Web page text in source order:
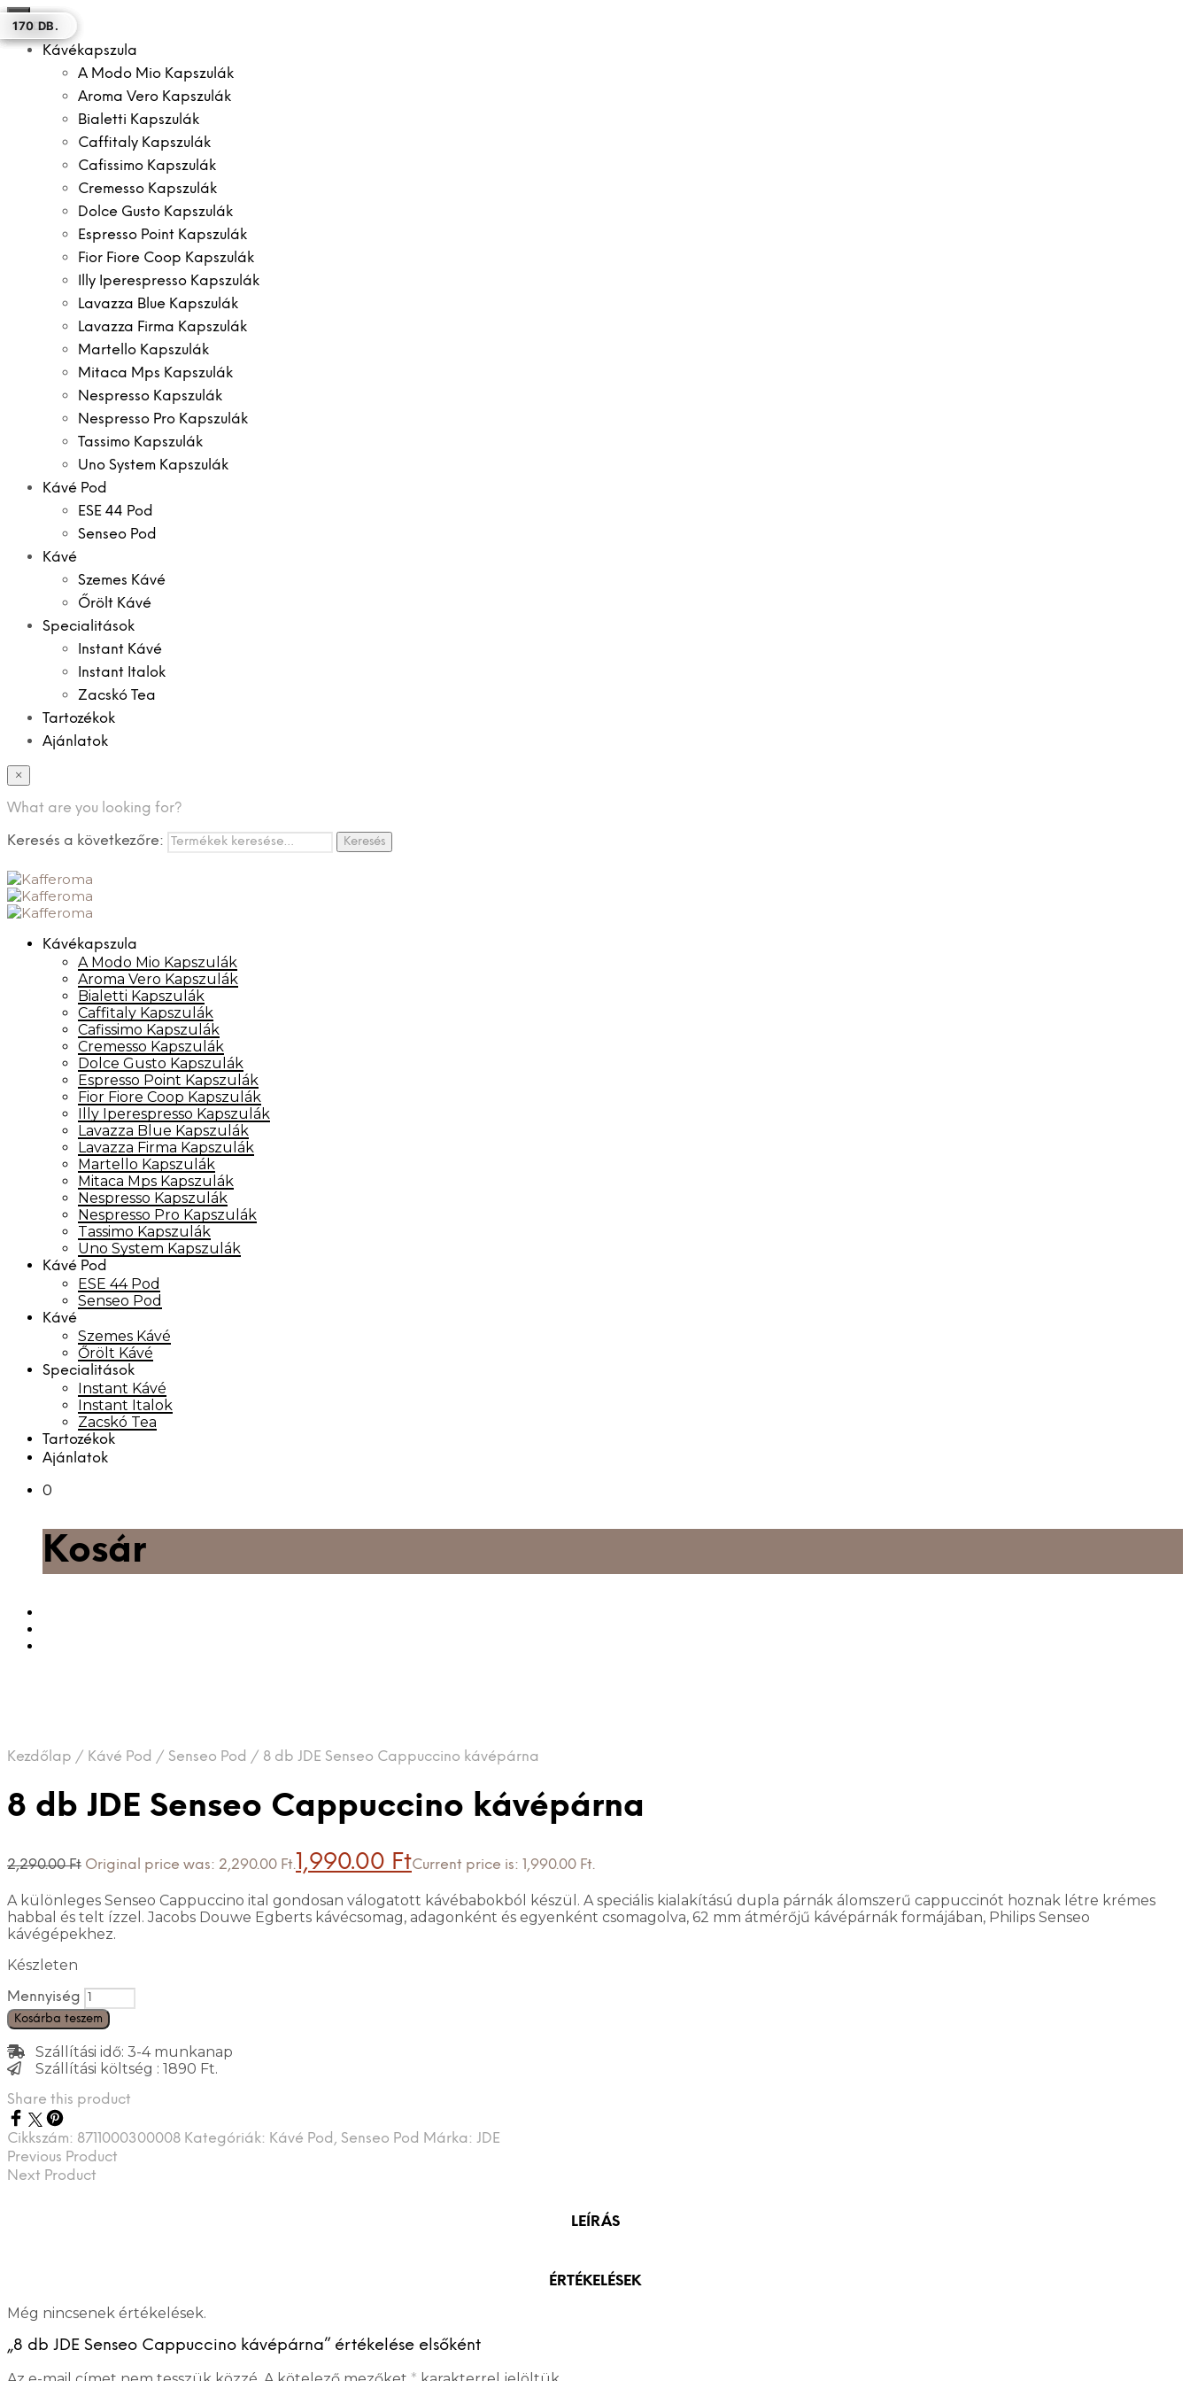
×
Kávékapszula
A Modo Mio Kapszulák
Aroma Vero Kapszulák
Bialetti Kapszulák
Caffitaly Kapszulák
Cafissimo Kapszulák
Cremesso Kapszulák
Dolce Gusto Kapszulák
Espresso Point Kapszulák
Fior Fiore Coop Kapszulák
Illy Iperespresso Kapszulák
Lavazza Blue Kapszulák
Lavazza Firma Kapszulák
Martello Kapszulák
Mitaca Mps Kapszulák
Nespresso Kapszulák
Nespresso Pro Kapszulák
Tassimo Kapszulák
Uno System Kapszulák
Kávé Pod
ESE 44 Pod
Senseo Pod
Kávé
Szemes Kávé
Őrölt Kávé
Specialitások
Instant Kávé
Instant Italok
Zacskó Tea
Tartozékok
Ajánlatok
×
What are you looking for?
Keresés a következőre: Keresés
Kávékapszula
A Modo Mio Kapszulák
Aroma Vero Kapszulák
Bialetti Kapszulák
Caffitaly Kapszulák
Cafissimo Kapszulák
Cremesso Kapszulák
Dolce Gusto Kapszulák
Espresso Point Kapszulák
Fior Fiore Coop Kapszulák
Illy Iperespresso Kapszulák
Lavazza Blue Kapszulák
Lavazza Firma Kapszulák
Martello Kapszulák
Mitaca Mps Kapszulák
Nespresso Kapszulák
Nespresso Pro Kapszulák
Tassimo Kapszulák
Uno System Kapszulák
Kávé Pod
ESE 44 Pod
Senseo Pod
Kávé
Szemes Kávé
Őrölt Kávé
Specialitások
Instant Kávé
Instant Italok
Zacskó Tea
Tartozékok
Ajánlatok
0
Kosár
8 DB.
Kezdőlap / Kávé Pod / Senseo Pod / 8 db JDE Senseo Cappuccino kávépárna
8 db JDE Senseo Cappuccino kávépárna
2,290.00Ft Original price was: 2,290.00 Ft.1,990.00 FtCurrent price is: 1,990.00 Ft.
A különleges Senseo Cappuccino ital gondosan válogatott kávébabokból készül. A speciális kialakítású dupla párnák álomszerű cappuccinót hoznak létre krémes
habbal és telt ízzel. Jacobs Douwe Egberts kávécsomag, adagonként és egyenként csomagolva, 62 mm átmérőjű kávépárnák formájában, Philips Senseo
kávégépekhez.
Készleten
Mennyiség
Kosárba teszem
Szállítási idő: 3-4 munkanap
Szállítási költség : 1890 Ft.
Share this product
Cikkszám: 8711000300008 Kategóriák: Kávé Pod , Senseo Pod Márka: JDE
Previous Product
Next Product
LEÍRÁS
ÉRTÉKELÉSEK
Még nincsenek értékelések.
„8 db JDE Senseo Cappuccino kávépárna” értékelése elsőként
50 DB.
100 DB.
100 DB.
100 DB.
40 DB.
170 DB.